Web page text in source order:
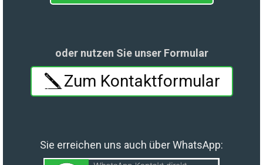
oder nutzen Sie unser Formular
Zum Kontaktformular
Sie erreichen uns auch über WhatsApp: